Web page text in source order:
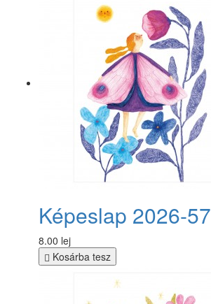
Képeslap 2026-57
8.00 lej
Kosárba tesz